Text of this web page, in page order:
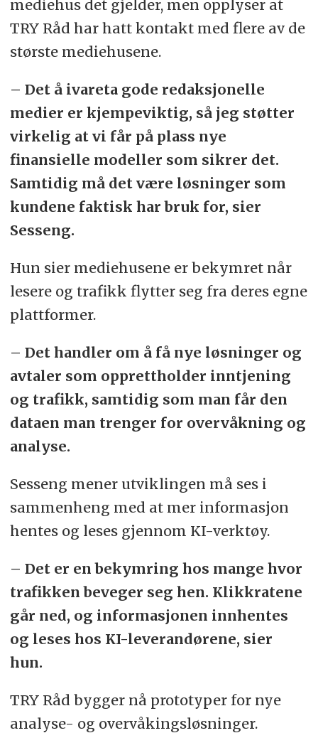
mediehus det gjelder, men opplyser at
TRY Råd har hatt kontakt med flere av de
største mediehusene.
– Det å ivareta gode redaksjonelle
medier er kjempeviktig, så jeg støtter
virkelig at vi får på plass nye
finansielle modeller som sikrer det.
Samtidig må det være løsninger som
kundene faktisk har bruk for, sier
Sesseng.
Hun sier mediehusene er bekymret når
lesere og trafikk flytter seg fra deres egne
plattformer.
– Det handler om å få nye løsninger og
avtaler som opprettholder inntjening
og trafikk, samtidig som man får den
dataen man trenger for overvåkning og
analyse.
Sesseng mener utviklingen må ses i
sammenheng med at mer informasjon
hentes og leses gjennom KI-verktøy.
– Det er en bekymring hos mange hvor
trafikken beveger seg hen. Klikkratene
går ned, og informasjonen innhentes
og leses hos KI-leverandørene, sier
hun.
TRY Råd bygger nå prototyper for nye
analyse- og overvåkingsløsninger.